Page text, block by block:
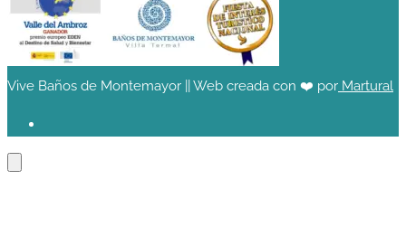
Vive Baños de Montemayor || Web creada con ❤️ por Martural